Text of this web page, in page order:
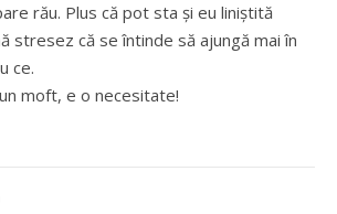
rău. Plus că pot sta și eu liniștită
stresez că se întinde să ajungă mai în
ce.
moft, e o necesitate!